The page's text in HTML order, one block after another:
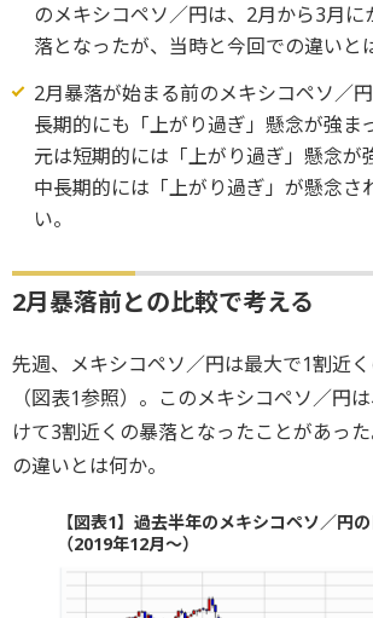
のメキシコペソ／円は、2月から3月に
落となったが、当時と今回での違いと
2月暴落が始まる前のメキシコペソ／
長期的にも「上がり過ぎ」懸念が強ま
元は短期的には「上がり過ぎ」懸念が
中長期的には「上がり過ぎ」が懸念さ
い。
2月暴落前との比較で考える
先週、メキシコペソ／円は最大で1割近
（図表1参照）。このメキシコペソ／円
けて3割近くの暴落となったことがあっ
の違いとは何か。
【図表1】過去半年のメキシコペソ／円
（2019年12月～）